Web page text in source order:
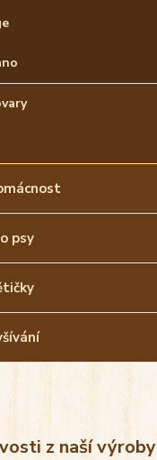
psy
z naší výroby